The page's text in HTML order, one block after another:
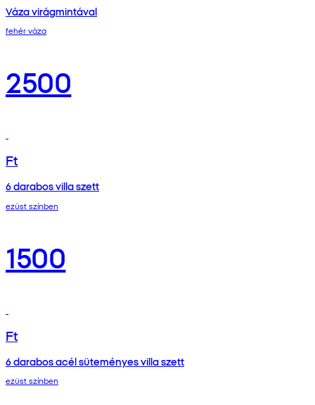
Váza virágmintával
fehér váza
2500
Ft
6 darabos villa szett
ezüst színben
1500
Ft
6 darabos acél süteményes villa szett
ezüst színben